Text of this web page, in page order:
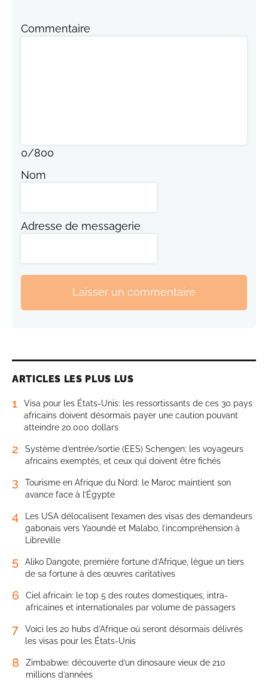
Commentaire
0/800
Nom
Adresse de messagerie
Laisser un commentaire
ARTICLES LES PLUS LUS
1
Visa pour les États-Unis: les ressortissants de ces 30 pays
africains doivent désormais payer une caution pouvant
atteindre 20.000 dollars
2
Système d’entrée/sortie (EES) Schengen: les voyageurs
africains exemptés, et ceux qui doivent être fichés
3
Tourisme en Afrique du Nord: le Maroc maintient son
avance face à l’Égypte
4
Les USA délocalisent l’examen des visas des demandeurs
gabonais vers Yaoundé et Malabo, l’incompréhension à
Libreville
5
Aliko Dangote, première fortune d’Afrique, lègue un tiers
de sa fortune à des œuvres caritatives
6
Ciel africain: le top 5 des routes domestiques, intra-
africaines et internationales par volume de passagers
7
Voici les 20 hubs d’Afrique où seront désormais délivrés
les visas pour les États-Unis
8
Zimbabwe: découverte d’un dinosaure vieux de 210
millions d’années